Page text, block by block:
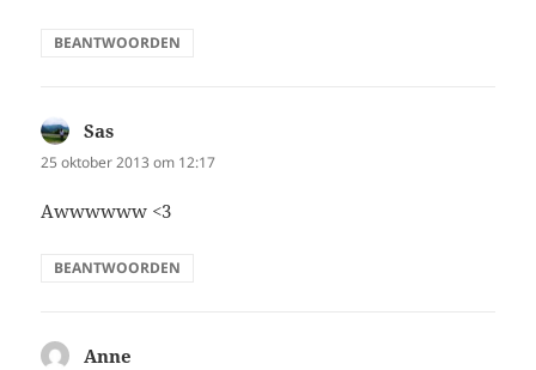
BEANTWOORDEN
Sas
25 oktober 2013 om 12:17
Awwwwww <3
BEANTWOORDEN
Anne